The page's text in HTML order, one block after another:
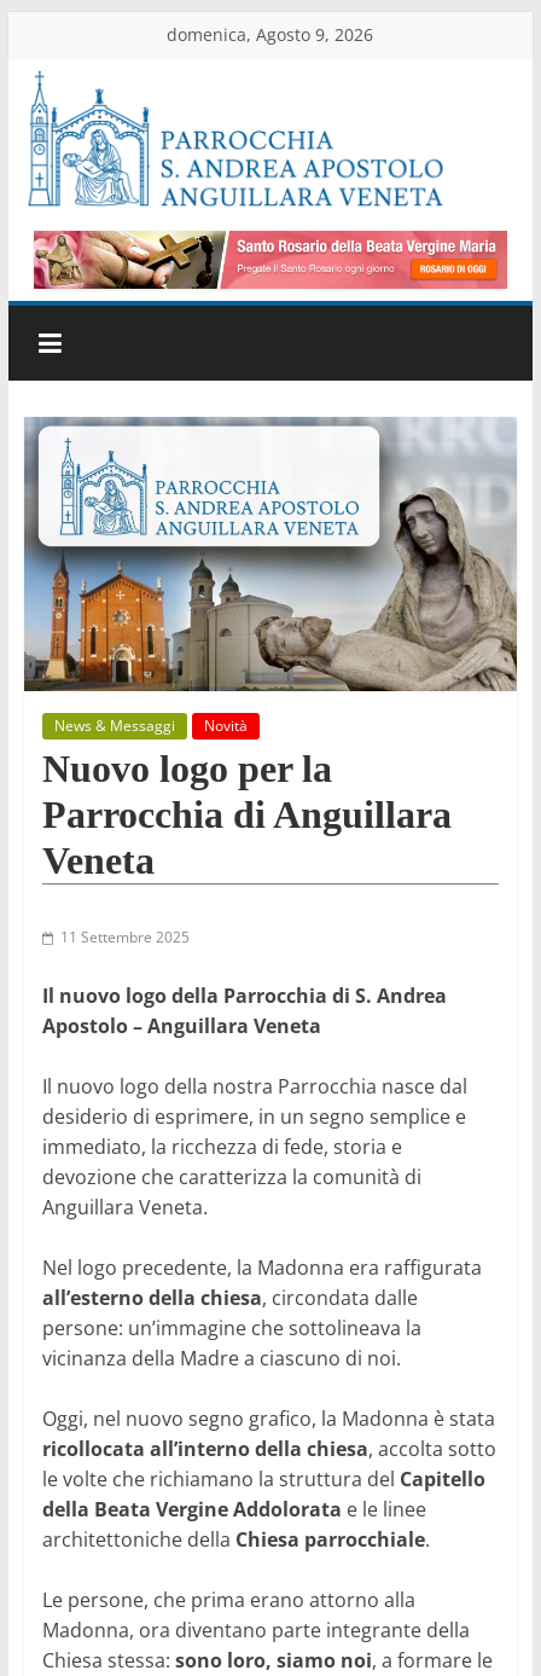
contenuto
domenica, Agosto 9, 2026
Parrocchia
di
Anguillara
Veneta
Sito
ufficiale
della
parrocchia
News & Messaggi Novità
Nuovo logo per la
Parrocchia di Anguillara
Veneta
11 Settembre 2025
Il nuovo logo della Parrocchia di S. Andrea
Apostolo – Anguillara Veneta
Il nuovo logo della nostra Parrocchia nasce dal
desiderio di esprimere, in un segno semplice e
immediato, la ricchezza di fede, storia e
devozione che caratterizza la comunità di
Anguillara Veneta.
Nel logo precedente, la Madonna era raffigurata
all’esterno della chiesa, circondata dalle
persone: un’immagine che sottolineava la
vicinanza della Madre a ciascuno di noi.
Oggi, nel nuovo segno grafico, la Madonna è stata
ricollocata all’interno della chiesa, accolta sotto
le volte che richiamano la struttura del Capitello
della Beata Vergine Addolorata e le linee
architettoniche della Chiesa parrocchiale.
Le persone, che prima erano attorno alla
Madonna, ora diventano parte integrante della
Chiesa stessa: sono loro, siamo noi, a formare le